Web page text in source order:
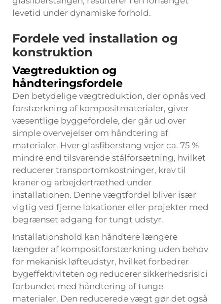
levetid under dynamiske forhold.
Fordele ved installation og
konstruktion
Vægtreduktion og
håndteringsfordele
Den betydelige vægtreduktion, der opnås ved
forstærkning af kompositmaterialer, giver
væsentlige byggefordele, der går ud over
simple overvejelser om håndtering af
materialer. Hver glasfiberstang vejer ca. 75 %
mindre end tilsvarende stålforsætning, hvilket
reducerer transportomkostninger, krav til
kraner og arbejdertræthed under
installationen. Denne vægtfordel bliver især
vigtig ved fjerne lokationer eller projekter med
begrænset adgang for tungt udstyr.
Installationshold kan håndtere længere
længder af kompositforstærkning uden behov
for mekanisk løfteudstyr, hvilket forbedrer
bygeffektiviteten og reducerer sikkerhedsrisici
forbundet med håndtering af tunge
materialer. Den reducerede vægt gør det også